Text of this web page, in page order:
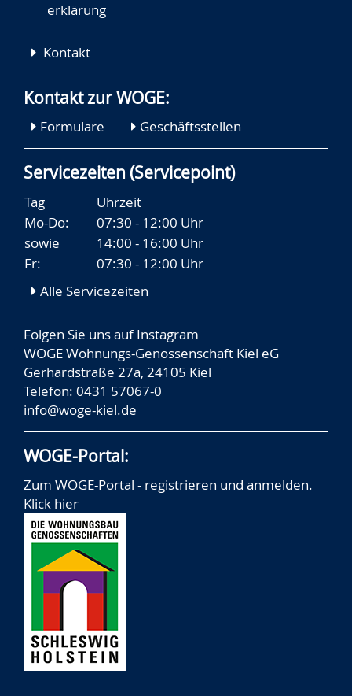
erklärung
Kontakt
Kontakt zur WOGE:
Formulare Geschäftsstellen
Servicezeiten (Servicepoint)
Tag
Uhrzeit
Mo-Do:
07:30 - 12:00 Uhr
sowie
14:00 - 16:00 Uhr
Fr:
07:30 - 12:00 Uhr
Alle Servicezeiten
Folgen Sie uns aufInstagram
WOGE Wohnungs-Genossenschaft Kiel eG
Gerhardstraße 27a, 24105 Kiel
Telefon: 0431 57067-0
info@woge-kiel.de
WOGE-Portal:
Zum WOGE-Portal - registrieren und anmelden.
Klick hier